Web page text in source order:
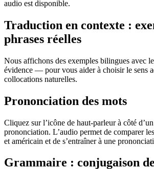
audio est disponible.
Traduction en contexte :
phrases réelles
Nous affichons des exemples bilingues avec
évidence — pour vous aider à choisir le sens
collocations naturelles.
Prononciation des mots
Cliquez sur l’icône de haut-parleur à côté
prononciation. L’audio permet de comparer
et américain et de s’entraîner à une
Grammaire : conjugaison